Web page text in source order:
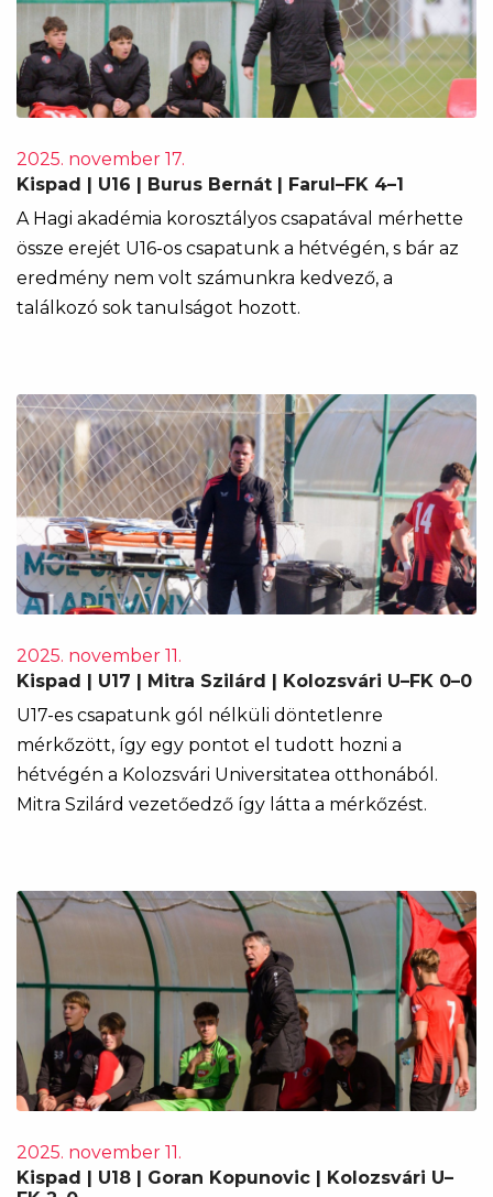
2025. november 17.
Kispad | U16 | Burus Bernát | Farul–FK 4–1
A Hagi akadémia korosztályos csapatával mérhette
össze erejét U16-os csapatunk a hétvégén, s bár az
eredmény nem volt számunkra kedvező, a
találkozó sok tanulságot hozott.
2025. november 11.
Kispad | U17 | Mitra Szilárd | Kolozsvári U–FK 0–0
U17-es csapatunk gól nélküli döntetlenre
mérkőzött, így egy pontot el tudott hozni a
hétvégén a Kolozsvári Universitatea otthonából.
Mitra Szilárd vezetőedző így látta a mérkőzést.
2025. november 11.
Kispad | U18 | Goran Kopunovic | Kolozsvári U–